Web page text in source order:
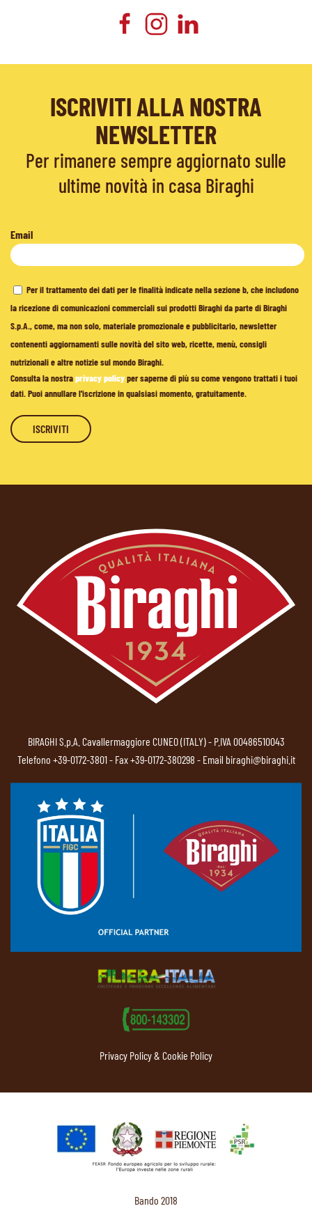
ISCRIVITI ALLA NOSTRA
NEWSLETTER
Per rimanere sempre aggiornato sulle
ultime novità in casa Biraghi
Email
Per il trattamento dei dati per le finalità indicate nella sezione b, che includono
la ricezione di comunicazioni commerciali sui prodotti Biraghi da parte di Biraghi
S.p.A., come, ma non solo, materiale promozionale e pubblicitario, newsletter
contenenti aggiornamenti sulle novità del sito web, ricette, menù, consigli
nutrizionali e altre notizie sul mondo Biraghi.
Consulta la nostraprivacy policyper saperne di più su come vengono trattati i tuoi
dati. Puoi annullare l'iscrizione in qualsiasi momento, gratuitamente.
BIRAGHI S.p.A. Cavallermaggiore CUNEO (ITALY) - P.IVA 00486510043
Telefono +39-0172-3801- Fax +39-0172-380298 - Email biraghi@biraghi.it
Privacy Policy & Cookie Policy
Bando 2018